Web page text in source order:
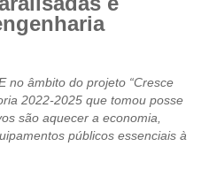
no âmbito do projeto “Cresce
2022-2025 que tomou posse
são aquecer a economia,
públicos essenciais à